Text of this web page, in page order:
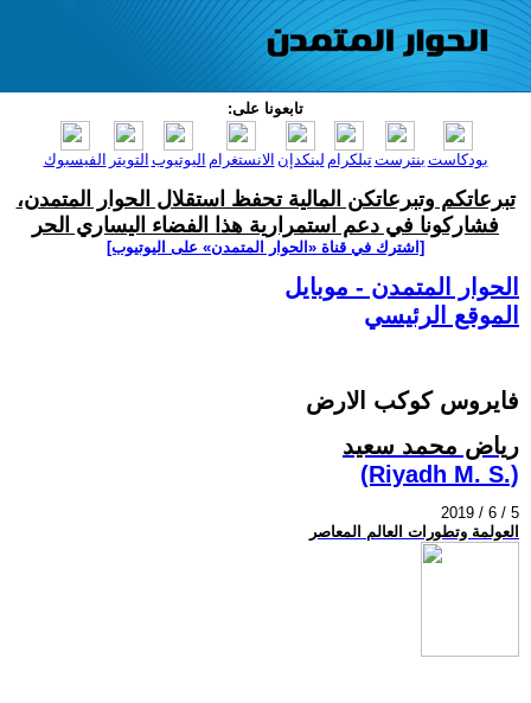
تابعونا على:
الفيسبوك التويتر اليوتيوب الانستغرام لينكدإن تيلكرامبنترست بودكاست
تبرعاتكم وتبرعاتكن المالية تحفظ استقلال الحوار المتمدن،
فشاركونا في دعم استمرارية هذا الفضاء اليساري الحر
[اشترك في قناة ‫«الحوار المتمدن» على اليوتيوب]
الحوار المتمدن - موبايل
الموقع الرئيسي
فايروس كوكب الارض
رياض محمد سعيد
(Riyadh M. S.)
2019 / 6 / 5
العولمة وتطورات العالم المعاصر